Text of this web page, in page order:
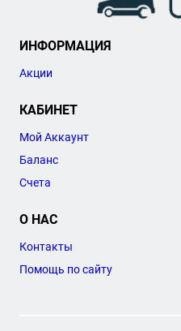
ИНФОРМАЦИЯ
Акции
КАБИНЕТ
Мой Аккаунт
Баланс
Счета
О НАС
Контакты
Помощь по сайту